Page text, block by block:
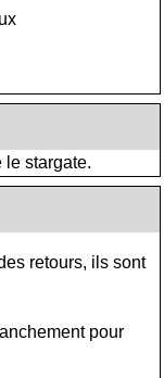
le stargate.
retours, ils sont
pour